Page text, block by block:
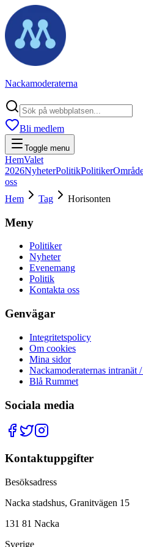
Nackamoderaterna
Bli medlem
Toggle menu
HemValet
2026NyheterPolitikPolitiker
oss
Hem
Tag Horisonten
Meny
Politiker
Nyheter
Evenemang
Politik
Kontakta oss
Genvägar
Integritetspolicy
Om cookies
Mina sidor
Nackamoderaternas intranät
Blå Rummet
Sociala media
Kontaktuppgifter
Besöksadress
Nacka stadshus, Granitvägen 15
131 81 Nacka
Sverige